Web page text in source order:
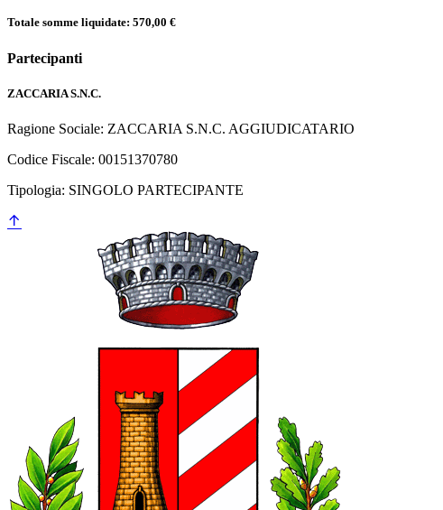
Totale somme liquidate: 570,00 €
Partecipanti
ZACCARIA S.N.C.
Ragione Sociale: ZACCARIA S.N.C. AGGIUDICATARIO
Codice Fiscale: 00151370780
Tipologia: SINGOLO PARTECIPANTE